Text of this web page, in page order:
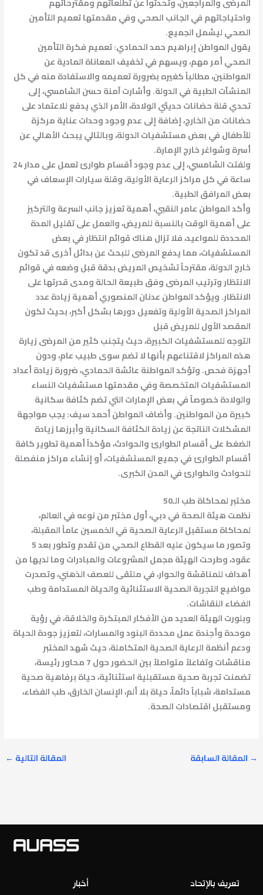
واحتياجاتهم في الجانب الصحي وفي مقدمتها تعميم التأمين
الصحي ليشمل الجميع.
يقول المواطن إبراهيم حمد الحمادي: تعميم فكرة التأمين
الصحي أمر مهم، ويسهم في تخفيف المعاناة المادية عن
المواطنين، مطالباً كغيره بضرورة تعميمه والاستفادة منه في كل
المنشآت الطبية في الدولة. وأشارت آمنة حسن الشامسي، إلى
تحدي قلة حضانات حديثي الولادة، الأمر الذي يدفع للاعتماد على
حضانات من الخارج، إضافة إلى عدم وجود وحدات عناية مركزة
للأطفال في بعض مستشفيات الدولة، وبالتالي يبحث الأهالي عن
أسرة وشواغر خارج الإمارة.
ولفتت الشامسي، إلى عدم وجود أقسام طوارئ تعمل على مدار 24
ساعة في كل مراكز الرعاية الأولية، وقلة سيارات الإسعاف في
بعض المرافق الطبية.
وأكد المواطن عامر النقبي، أهمية تعزيز جانب السرعة والتركيز
على أهمية الوقت بالنسبة للمريض، والعمل على تقليل المدة
المحددة للمواعيد، فلا تزال هناك قوائم انتظار في بعض
المستشفيات، مما يدفع المرضى للبحث عن بدائل أخرى قد تكون
خارج الدولة، مقترحاً تشخيص المريض بدقة قبل وضعه في قوائم
الانتظار وترتيب المرضى وفق طبيعة الحالة ومدى قدرتها على
الانتظار. ويؤكد المواطن عدنان المنصوري أهمية زيادة عدد
المراكز الصحية الأولية وتفعيل دورها بشكل أكبر، بحيث تكون
المقصد الأول للمريض قبل
التوجه للمستشفيات الكبيرة، حيث يتجنب كثير من المرضى زيارة
هذه المراكز لاقتناعهم بأنها لا تضم سوى طبيب عام، ودون
أجهزة فحص. وتؤكد المواطنة عائشة الحمادي، ضرورة زيادة أعداد
المستشفيات المتخصصة وفي مقدمتها مستشفيات النساء
والولادة خصوصاً في بعض الإمارات التي تضم كثافة سكانية
كبيرة من المواطنين. وأضاف المواطن أحمد سيف: يجب مواجهة
المشكلات الناتجة عن زيادة الكثافة السكانية وأبرزها زيادة
الضغط على أقسام الطوارئ والحوادث، مؤكداً أهمية تطوير كافة
أقسام الطوارئ في جميع المستشفيات، أو إنشاء مراكز منفصلة
للحوادث والطوارئ في المدن الكبرى.
مختبر لمحاكاة طب الـ50
نظمت هيئة الصحة في دبي، أول مختبر من نوعه في العالم،
لمحاكاة مستقبل الرعاية الصحية في الخمسين عاماً المقبلة،
وتصور ما سيكون عليه القطاع الصحي من تقدم وتطور بعد 5
عقود، وطرحت الهيئة مجمل المشروعات والمبادرات وما لديها من
أهداف للمناقشة والحوار، في ملتقى للعصف الذهني، وتصدرت
مواضيع التجربة الصحية الاستثنائية والحياة المستدامة وطب
الفضاء النقاشات.
وبلورت الهيئة العديد من الأفكار المبتكرة والخلاقة، في رؤية
موحدة وأجندة عمل محددة البنود والمسارات، لتعزيز جودة الحياة
ودعم أنظمة الرعاية الصحية المتكاملة، حيث شهد المختبر
مناقشات وتفاعلاً متواصلاً بين الحضور حول 7 محاور رئيسة،
تضمنت تجربة صحية مستقبلية استثنائية، حياة برفاهية صحية
مستدامة، شباباً دائماً، حياة بلا ألم، الإنسان الخارق، طب الفضاء،
ومستقبل اقتصادات الصحة.
→ المقالة السابقة المقالة التالية ←
أخبار تعريف بالإتحاد